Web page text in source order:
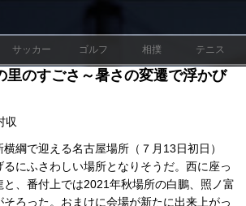
サッカー ゴルフ 相撲 テニス
里のすごさ～暑さの変遷で浮かび
収
綱で迎える名古屋場所（７月13日初日）
にふさわしい場所となりそうだ。西に座っ
、番付上では2021年秋場所の白鵬、照ノ富
ろった。おまけに会場が新たに出来上がっ